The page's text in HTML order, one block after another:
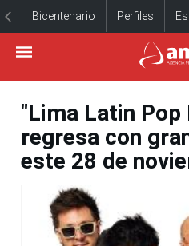
Bicentenario Perfiles
"Lima Latin Pop
regresa con
este 28 de